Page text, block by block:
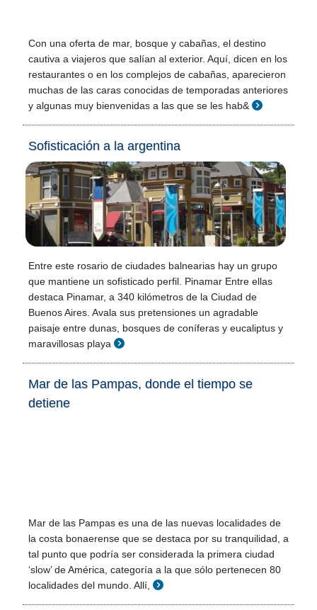
Con una oferta de mar, bosque y cabañas, el destino
cautiva a viajeros que salían al exterior. Aquí, dicen en los
restaurantes o en los complejos de cabañas, aparecieron
muchas de las caras conocidas de temporadas anteriores
y algunas muy bienvenidas a las que se les hab&
Sofisticación a la argentina
Entre este rosario de ciudades balnearias hay un grupo
que mantiene un sofisticado perfil. Pinamar Entre ellas
destaca Pinamar, a 340 kilómetros de la Ciudad de
Buenos Aires. Avala sus pretensiones un agradable
paisaje entre dunas, bosques de coníferas y eucaliptus y
maravillosas playa
Mar de las Pampas, donde el tiempo se
detiene
Mar de las Pampas es una de las nuevas localidades de
la costa bonaerense que se destaca por su tranquilidad, a
tal punto que podría ser considerada la primera ciudad
‘slow’ de América, categoría a la que sólo pertenecen 80
localidades del mundo. Allí,